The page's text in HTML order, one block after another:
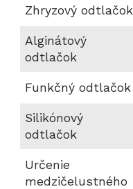
Zhryzový odtlačok
Alginátový
odtlačok
Funkčný odtlačok
Silikónový
odtlačok
Určenie
medzičelustného